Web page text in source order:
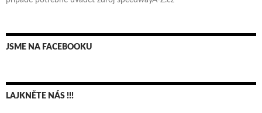
JSME NA FACEBOOKU
LAJKNĚTE NÁS !!!